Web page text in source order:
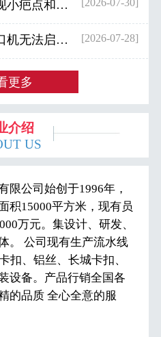
复合膜为什么会出现小疤点和波浪纹... [2026-07-30]
全自动封口机：封口机无法启动怎么办... [2026-07-28]
更多
介绍
US
限公司始创于1996年，
积15000平方米，现有员
万元。集设计、研发、
。 公司现有生产流水线
扣、铝丝、长城卡扣、
设备。产品行销全国各
的品质 全心全意的服